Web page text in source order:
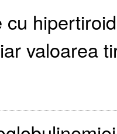
cu
valoarea